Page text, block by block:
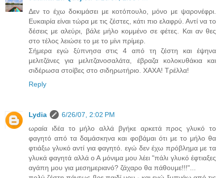
Δεν το έχω δοκιμάσει με κοτόπουλο, μόνο με ψαρονέφρι.
Ευκαιρία είναι τώρα με τις ζέστες, κάτι πιο ελαφρύ. Αντί να το
δέσεις με αλεύρι, βάλε μήλο κομμένο σε φέτες. Και αν θες
στο τέλος λειώσε το με το μίνι πρίμερ.
Σήμερα εγώ ξύπνησα στις 4 από τη ζέστη και έψηνα
μελιτζάνες για μελιτζανοσαλάτα, έβραζα κολοκυθάκια και
σιδέρωσα στοίβες στο σιδηρωτήριο. ΧΑΧΑ! Τρέλλα!
Reply
Lydia
6/26/07, 2:02 PM
ωραία ιδέα το μήλο αλλά βγήκε αρκετά προς γλυκό το
φαγητό από τα δαμάσκηνα και φοβάμαι ότι με το μήλο θα
φτιάξω γλυκό αντί για φαγητό. εγώ δεν έχω πρόβλημα με τα
γλυκά φαγητά αλλά ο Α μόνιμα μου λέει "πάλι γλυκό έφτιαξες
αγάπη μου για μεσημεριανό? ζάχαρο θα πάθουμε!!!"...